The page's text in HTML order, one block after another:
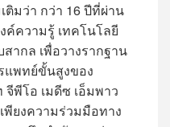
ติมว่า กว่า 16 ปีที่ผ่าน
ความรู้ เทคโนโลยี
ากล เพื่อวางรากฐาน
แพทย์ขั้นสูงของ
จีพีโอ เมดีซ เอ็มพาว
พียงความร่วมมือทาง